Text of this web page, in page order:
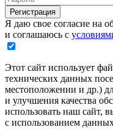
Регистрация
Я даю свое согласие на
и соглашаюсь с
Этот сайт использует
технических данных
местоположении и др.)
и улучшения качества
использовать наш сайт,
с использованием